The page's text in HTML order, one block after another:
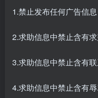
1.禁止发布任何广告信息
2.求助信息中禁止含有
3.求助信息中禁止含有
4.求助信息中禁止含有